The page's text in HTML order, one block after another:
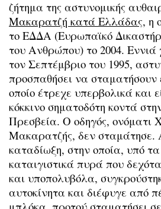
ζήτημα της αστυνομικής
Μακαρατζή κατά Ελλάδας, η
το ΕΔΔΑ (Ευρωπαϊκό
του Ανθρώπου) το 2004. Εννιά
τον Σεπτέμβριο του 1995,
προσπαθήσει να σταματήσουν
οποίο έτρεχε υπερβολικά και
κόκκινο σηματοδότη κοντά
Πρεσβεία. Ο οδηγός, ονόματι
Μακαρατζής, δεν σταμάτησε.
καταδίωξη, στην οποία, υπό
καταιγιστικά πυρά που
και υποπολυβόλα,
αυτοκίνητα και διέφυγε από